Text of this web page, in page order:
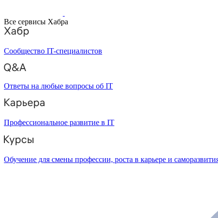
Все сервисы Хабра
Сообщество IT-специалистов
Ответы на любые вопросы об IT
Профессиональное развитие в IT
Обучение для смены профессии, роста в карьере и